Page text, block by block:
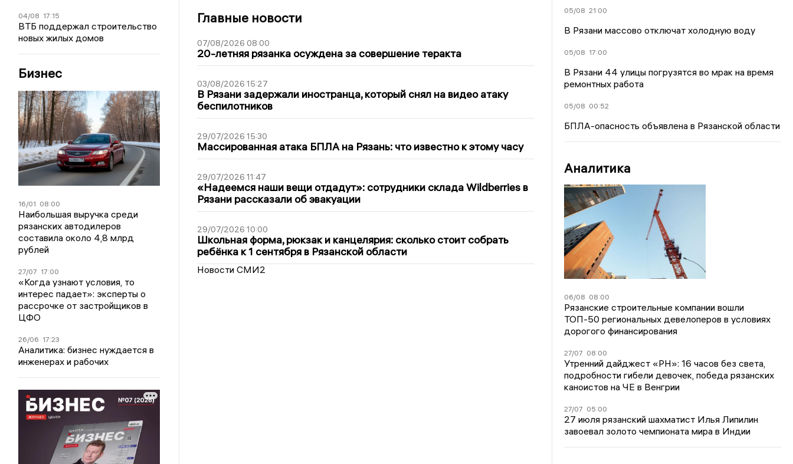
04/08 17:15
ВТБ поддержал строительство
новых жилых домов
Бизнес
16/01 08:00
Наибольшая выручка среди
рязанских автодилеров
составила около 4,8 млрд
рублей
27/07 17:00
«Когда узнают условия, то
интерес падает»: эксперты о
рассрочке от застройщиков в
ЦФО
26/06 17:23
Аналитика: бизнес нуждается в
инженерах и рабочих
Главные новости
07/08/2026 08:00
20-летняя рязанка осуждена за совершение теракта
03/08/2026 15:27
В Рязани задержали иностранца, который снял на видео атаку
беспилотников
29/07/2026 15:30
Массированная атака БПЛА на Рязань: что известно к этому часу
29/07/2026 11:47
«Надеемся наши вещи отдадут»: сотрудники склада Wildberries в
Рязани рассказали об эвакуации
29/07/2026 10:00
Школьная форма, рюкзак и канцелярия: сколько стоит собрать
ребёнка к 1 сентября в Рязанской области
Новости СМИ2
05/08 21:00
В Рязани массово отключат холодную воду
05/08 17:00
В Рязани 44 улицы погрузятся во мрак на время
ремонтных работа
05/08 00:52
БПЛА-опасность объявлена в Рязанской области
Аналитика
06/08 08:00
Рязанские строительные компании вошли
ТОП-50 региональных девелоперов в условиях
дорогого финансирования
27/07 08:00
Утренний дайджест «РН»: 16 часов без света,
подробности гибели девочек, победа рязанских
каноистов на ЧЕ в Венгрии
27/07 05:00
27 июля рязанский шахматист Илья Липилин
завоевал золото чемпионата мира в Индии